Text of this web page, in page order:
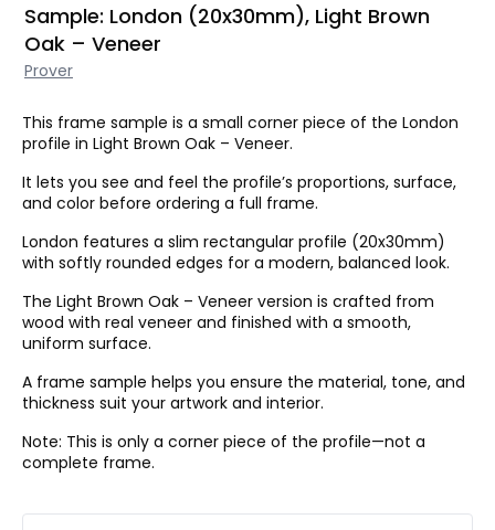
Sample: London (20x30mm), Light Brown
Oak – Veneer
Prover
This frame sample is a small corner piece of the London
profile in Light Brown Oak – Veneer.
It lets you see and feel the profile’s proportions, surface,
and color before ordering a full frame.
London features a slim rectangular profile (20x30mm)
with softly rounded edges for a modern, balanced look.
The Light Brown Oak – Veneer version is crafted from
wood with real veneer and finished with a smooth,
uniform surface.
A frame sample helps you ensure the material, tone, and
thickness suit your artwork and interior.
Note: This is only a corner piece of the profile—not a
complete frame.